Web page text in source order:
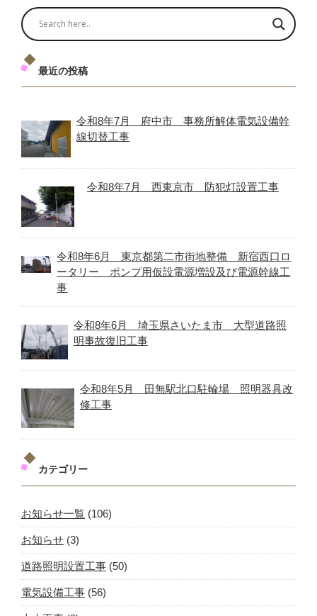
最近の投稿
令和8年7月 府中市 事務所解体電気設備幹
線切替工事
令和8年7月 西東京市 防犯灯設置工事
令和8年6月 東京都第二市街地整備 新宿西口ロ
ータリー ポンプ用仮設電源増設及び電源幹線工
事
令和8年6月 埼玉県さいたま市 大型道路照
明事故復旧工事
令和8年5月 田無駅北口駐輪場 照明器具改
修工事
カテゴリー
お知らせ一覧 (106)
お知らせ (3)
道路照明設置工事 (50)
電気設備工事 (56)